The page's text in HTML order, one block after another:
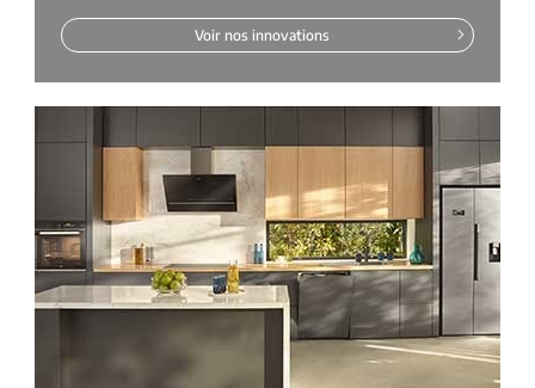
Voir nos innovations